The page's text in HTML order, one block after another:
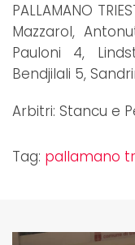
PALLAMANO
Mazzarol,
Pauloni 4,
Bendjilali 5,
Arbitri: Stancu e
Tag: pallamano